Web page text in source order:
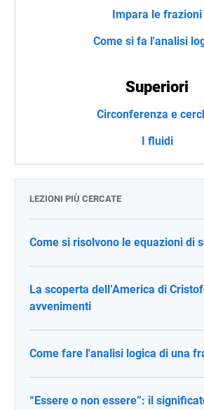
Impara le frazioni
Come si fa l'analisi
Superiori
Circonferenza e
I fluidi
LEZIONI PIÙ CERCATE
Come si risolvono le equazioni di
La scoperta dell’America di
avvenimenti
Come fare l'analisi logica di una
“Essere o non essere”: il